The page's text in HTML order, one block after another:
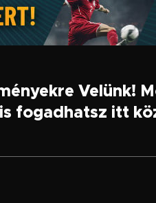
Velünk!
fogadhatsz itt